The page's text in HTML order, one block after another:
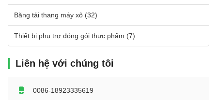
Băng tải thang máy xô (32)
Thiết bị phụ trợ đóng gói thực phẩm (7)
Liên hệ với chúng tôi
0086-18923335619